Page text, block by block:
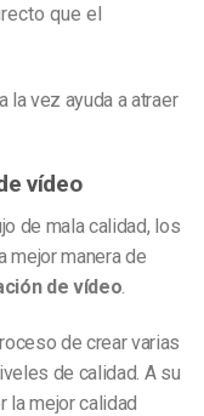
que el
la vez ayuda a atraer
vídeo
de mala calidad, los
mejor manera de
de vídeo.
de crear varias
de calidad. A su
la mejor calidad